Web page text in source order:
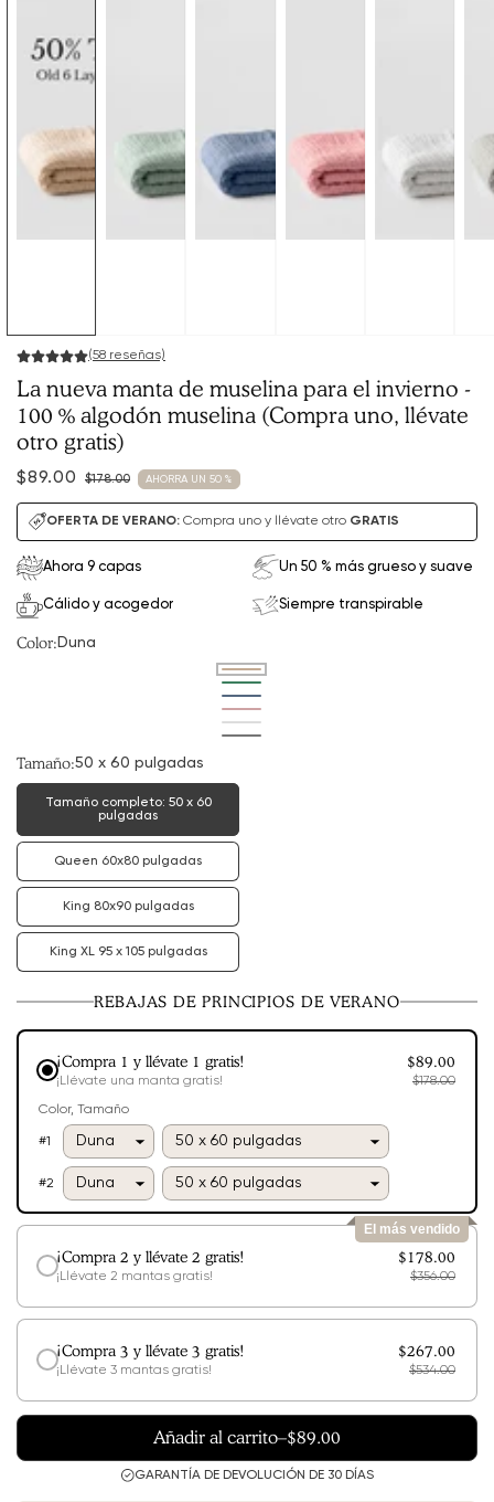
(58 reseñas)
La nueva manta de muselina para el invierno -
100 % algodón muselina (Compra uno, llévate
otro gratis)
habitual
$178.00
de
venta
$89.00 AHORRA UN 50 %
OFERTA DE VERANO: Compra uno y llévate otro GRATIS
Ahora 9 capas Un 50 % más grueso y suave
Cálido y acogedor Siempre transpirable
Color: Duna
Variante
agotada
o
no
disponible
Variante
agotada
o
no
disponible
Variante
agotada
o
no
Variante
agotada
o
Variante
agotada
Variante
Tamaño:50 x 60 pulgadas
Tamaño completo: 50 x 60
pulgadas
Variación
o
no
disponible
Queen 60x80 pulgadas
variante
agotada
no
King 80x90 pulgadas
variante
agotada
no
King XL 95 x 105 pulgadas
Variante
agotada
no
disponible
REBAJAS DE PRINCIPIOS DE VERANO
¡Compra 1 y llévate 1 gratis!
¡Llévate una manta gratis!
$89.00
$178.00
Color Tamaño
#1
#2
El más vendido
¡Compra 2 y llévate 2 gratis!
¡Llévate 2 mantas gratis!
$178.00
$356.00
¡Compra 3 y llévate 3 gratis!
¡Llévate 3 mantas gratis!
$267.00
$534.00
Añadir al carrito–$89.00
GARANTÍA DE DEVOLUCIÓN DE 30 DÍAS